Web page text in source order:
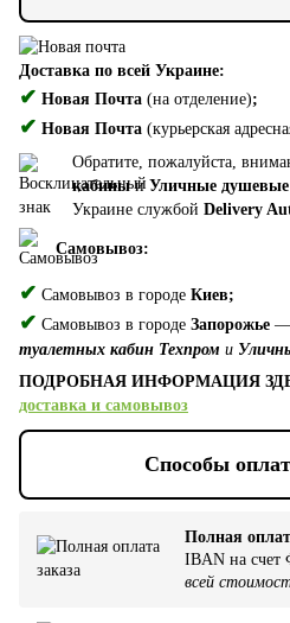
Доставка по всей Украине:
✔ Новая Почта (на отделение);
✔ Новая Почта (курьерская
Обратите, пожалуйста,
кабиныи Уличные
Украине службой Delivery
Самовывоз:
✔ Самовывоз в городе Киев;
✔ Самовывоз в городе Запорожье —
туалетных кабин Техпром и
ПОДРОБНАЯ ИНФОРМАЦИЯ
доставка и самовывоз
Способы
Полная
IBAN на
всей